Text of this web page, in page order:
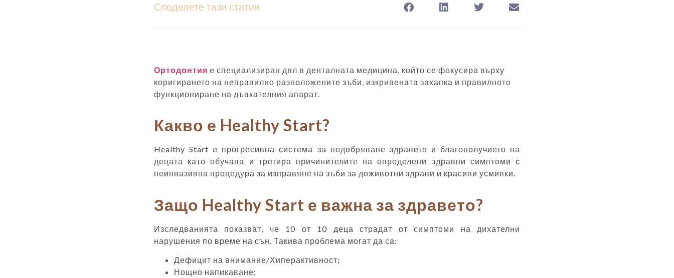
Споделете тази статия
Ортодонтия е специализиран дял в денталната медицина, който се фокусира върху
коригирането на неправилно разположените зъби, изкривената захапка и правилното
функциониране на дъвкателния апарат.
Какво е Healthy Start?
Healthy Start е прогресивна система за подобряване здравето и благополучието на
децата като обучава и третира причинителите на определени здравни симптоми с
неинвазивна процедура за изправяне на зъби за доживотни здрави и красиви усмивки.
Защо Healthy Start е важна за здравето?
Изследванията показват, че 10 от 10 деца страдат от симптоми на дихателни
нарушения по време на сън. Такива проблема могат да са:
Дефицит на внимание/Хиперактивност;
Нощно напикаване;